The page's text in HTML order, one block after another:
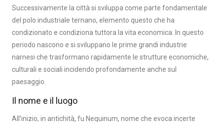
Successivamente la città si sviluppa come parte fondamentale
del polo industriale ternano, elemento questo che ha
condizionato e condiziona tuttora la vita economica. In questo
periodo nascono e si sviluppano le prime grandi industrie
narnesi che trasformano rapidamente le strutture economiche,
culturali e sociali incidendo profondamente anche sul
paesaggio.
Il nome e il luogo
All’inizio, in antichità, fu Nequinum, nome che evoca incerte